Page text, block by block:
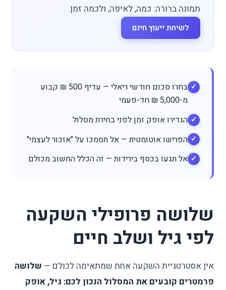
תמונה ברורה: כמה, לאיפה, ולכמה זמן.
לשיחת ייעוץ חינם
בחרו סכום חודשי ריאלי — עדיף 500 ₪ קבוע
מ-5,000 ₪ חד-פעמי
הגדירו אופק זמן לפני בחירת מסלול
הפרישו אוטומטית — אל תסמכו על "אזכור לעצמי"
אל תגעו בכסף בירידות — זה הכלל החשוב מכולם
שלושה פרופילי השקעה
לפי גיל ושלב חיים
אין אסטרטגיית השקעה אחת שמתאימה לכולם — שלושה
פרמטרים קובעים את המסלול הנכון לכם: גיל, אופק